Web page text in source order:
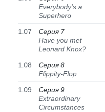
Everybody's a
Superhero
1.07
Серия 7
Have you met
Leonard Knox?
1.08
Серия 8
Flippity-Flop
1.09
Серия 9
Extraordinary
Circumstances